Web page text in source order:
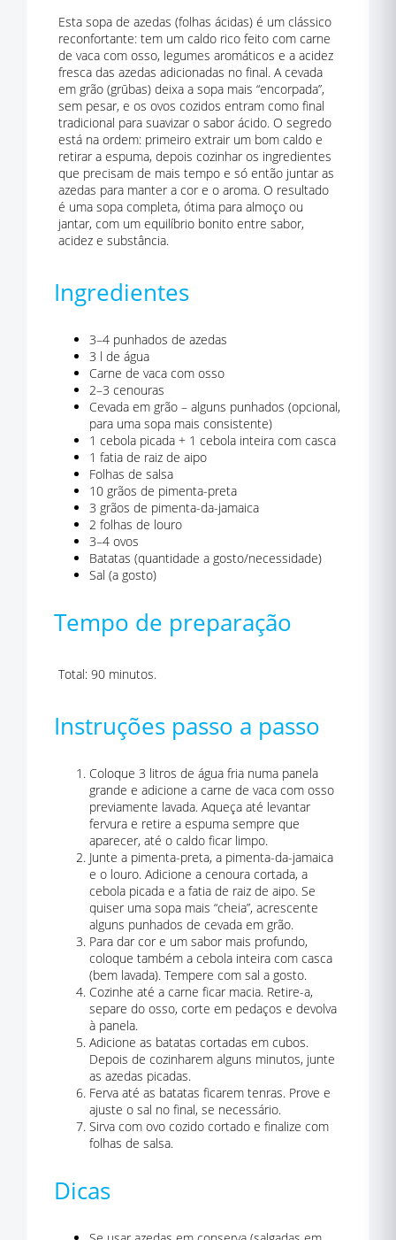
Esta sopa de azedas (folhas ácidas) é um clássico
reconfortante: tem um caldo rico feito com carne
de vaca com osso, legumes aromáticos e a acidez
fresca das azedas adicionadas no final. A cevada
em grão (grūbas) deixa a sopa mais “encorpada”,
sem pesar, e os ovos cozidos entram como final
tradicional para suavizar o sabor ácido. O segredo
está na ordem: primeiro extrair um bom caldo e
retirar a espuma, depois cozinhar os ingredientes
que precisam de mais tempo e só então juntar as
azedas para manter a cor e o aroma. O resultado
é uma sopa completa, ótima para almoço ou
jantar, com um equilíbrio bonito entre sabor,
acidez e substância.
Ingredientes
3–4 punhados de azedas
3 l de água
Carne de vaca com osso
2–3 cenouras
Cevada em grão – alguns punhados (opcional,
para uma sopa mais consistente)
1 cebola picada + 1 cebola inteira com casca
1 fatia de raiz de aipo
Folhas de salsa
10 grãos de pimenta-preta
3 grãos de pimenta-da-jamaica
2 folhas de louro
3–4 ovos
Batatas (quantidade a gosto/necessidade)
Sal (a gosto)
Tempo de preparação
Total: 90 minutos.
Instruções passo a passo
Coloque 3 litros de água fria numa panela
grande e adicione a carne de vaca com osso
previamente lavada. Aqueça até levantar
fervura e retire a espuma sempre que
aparecer, até o caldo ficar limpo.
Junte a pimenta-preta, a pimenta-da-jamaica
e o louro. Adicione a cenoura cortada, a
cebola picada e a fatia de raiz de aipo. Se
quiser uma sopa mais “cheia”, acrescente
alguns punhados de cevada em grão.
Para dar cor e um sabor mais profundo,
coloque também a cebola inteira com casca
(bem lavada). Tempere com sal a gosto.
Cozinhe até a carne ficar macia. Retire-a,
separe do osso, corte em pedaços e devolva
à panela.
Adicione as batatas cortadas em cubos.
Depois de cozinharem alguns minutos, junte
as azedas picadas.
Ferva até as batatas ficarem tenras. Prove e
ajuste o sal no final, se necessário.
Sirva com ovo cozido cortado e finalize com
folhas de salsa.
Dicas